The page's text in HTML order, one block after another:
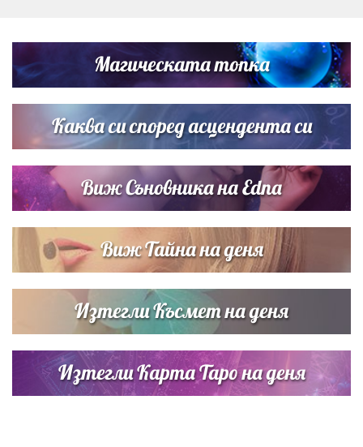
Списъкът е ясен: Джей Ло и Риана във ВИП гостите на
сватбата на Роналдо
Магическата топка
Каква си според асцендента си
Виж Съновника на Edna
Виж Тайна на деня
Изтегли Късмет на деня
Изтегли Карта Таро на деня